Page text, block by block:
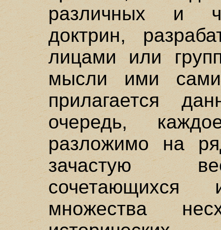
различных и
доктрин,
лицами или
мысли ими
прилагается
очередь,
разложимо на
зачастую
множества